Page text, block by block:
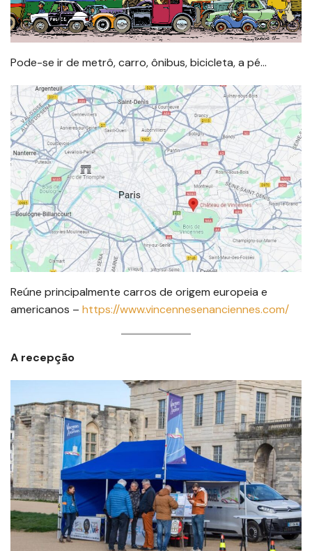
Pode-se ir de metrô, carro, ônibus, bicicleta, a pé…
Reúne principalmente carros de origem europeia e
americanos – https://www.vincennesenanciennes.com/
A recepção